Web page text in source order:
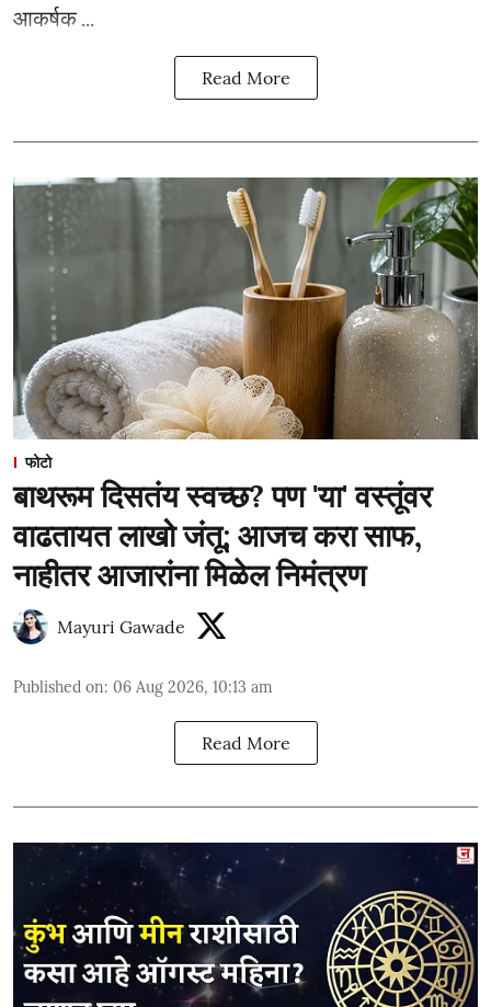
आकर्षक ...
Read More
फोटो
बाथरूम दिसतंय स्वच्छ? पण 'या' वस्तूंवर
वाढतायत लाखो जंतू; आजच करा साफ,
नाहीतर आजारांना मिळेल निमंत्रण
Mayuri Gawade
Published on: 06 Aug 2026, 10:13 am
Read More